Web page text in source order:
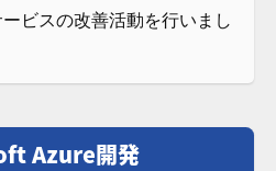
ビスの改善活動を行いまし
Azure開発